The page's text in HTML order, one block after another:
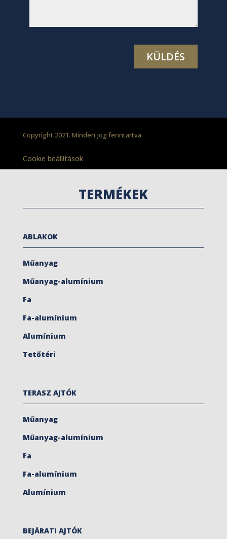
Copyright 2021. Minden jog fenntartva
Cookie beállítások
TERMÉKEK
ABLAKOK
Műanyag
Műanyag-alumínium
Fa
Fa-alumínium
Alumínium
Tetőtéri
TERASZ AJTÓK
Műanyag
Műanyag-alumínium
Fa
Fa-alumínium
Alumínium
BEJÁRATI AJTÓK